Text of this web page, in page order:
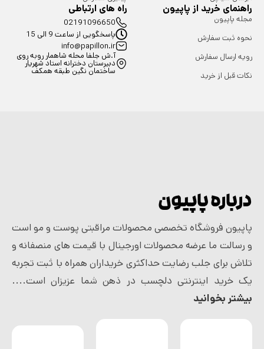
راهنمای خرید از پاپیون
مجله پاپیون
نحوه ثبت سفارش
رویه ارسال سفارش
نکات قبل از خرید
راه های ارتباطی
02191096650
پاسخگویی از ساعت 9 الی 15
info@papillon.ir
آ.ش جلفا محله شاهمار روبه روی
دبیرستان دخترانه استاد شهریار
ساختمان نگین طبقه همکف
درباره پاپیون
پاپیون فروشگاه تخصصی محصولات مراقبتی پوست و مو است
و رسالت ما عرضه محصولات اورجینال با قیمت های منصفانه و
تلاش برای جلب رضایت حداکثری خریداران همراه با ثبت تجربه
یک خرید اینترنتی دلچسب در ذهن شما عزیزان است....
بیشتر بخوانید